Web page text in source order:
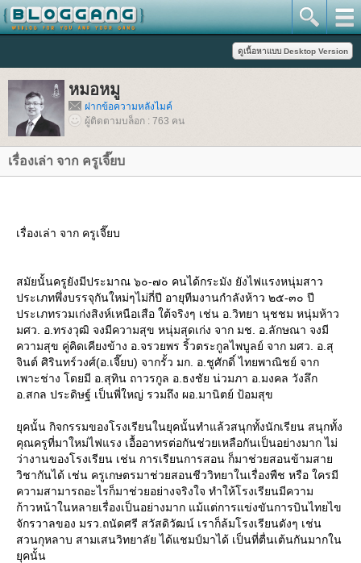
หมอหมู
ฝากข้อความหลังไมค์
ผู้ติดตามบล็อก : 763 คน
เรื่องเล่า จาก ครูเจี๊ยบ
เรื่องเล่า จาก ครูเจี๊ยบ
สมัยนั้นครูยังมีประมาณ ๖๐-๗๐ คนได้กระมัง ยังไฟแรงหนุ่มสาว
ประเภทพึ่งบรรจุกันใหม่ๆไม่กี่ปี อายุทีมงานกำลังห้าว ๒๕-๓๐ ปี
ประเภทรวมเก่งสิงห์เหนือเสือ ใต้จริงๆ เช่น อ.วิทยา นุชชม หนุ่มห้าว
มศว. อ.ทรงวุฒิ จงมีความสุข หนุ่มสุดเก่ง จาก มช. อ.ลักษณา จงมี
ความสุข คู่คิดเคียงข้าง อ.จรวยพร ริ้วตระกูลไพบูลย์ จาก มศว. อ.สุ
จินต์ ศิรินทร์วงศ์(อ.เจี๊ยบ) จากรั้ว มก. อ.ชูศักดิ์ ไทยพาณิชย์ จาก
เพาะช่าง โดยมี อ.สุทิน ถาวรกูล อ.ธงชัย น่วมภา อ.มงคล วังลึก
อ.สกล ประดิษฐ์ เป็นพี่ใหญ่ รวมถึง ผอ.มานิตย์ ป้อมสุข
ุคนั้น กิจกรรมของโรงเรียนในยุคนั้นทำแล้วสนุกทั้งนักเรียน สนุกทั้ง
คุณครูที่มาใหม่ไฟแรง เอื้ออาทรต่อกันช่วยเหลือกันเป็นอย่างมาก ไม่
ว่างานของโรงเรียน เช่น การเรียนการสอน ก็มาช่วยสอนข้ามสา
วิชากันได้ เช่น ครูเกษตรมาช่วยสอนชีววิทยาในเรื่องพืช หรือ ใครมี
ความสามารถอะไรก็มาช่วยอย่างจริงใจ ทำให้โรงเรียนมีความ
ก้าวหน้าในหลายเรื่องเป็นอย่างมาก แม้แต่การแข่งขันการบินไทยไข
จักรวาลของ มรว.ถนัดศรี สวัสดิวัฒน์ เราก็ล้มโรงเรียนดังๆ เช่น
สวนกุหลาบ สามเสนวิทยาลัย ได้แชมป์มาได้ เป็นที่ตื่นเต้นกันมากใน
ุคนั้น